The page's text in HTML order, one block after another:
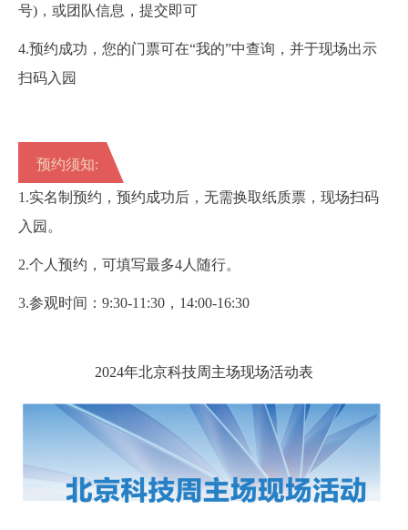
号)，或团队信息，提交即可
4.预约成功，您的门票可在“我的”中查询，并于现场出示
扫码入园
预约须知:
1.实名制预约，预约成功后，无需换取纸质票，现场扫码
入园。
2.个人预约，可填写最多4人随行。
3.参观时间：9:30-11:30，14:00-16:30
2024年北京科技周主场现场活动表